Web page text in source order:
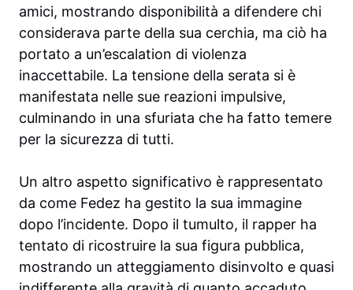
amici, mostrando disponibilità a difendere chi
considerava parte della sua cerchia, ma ciò ha
portato a un’escalation di violenza
inaccettabile. La tensione della serata si è
manifestata nelle sue reazioni impulsive,
culminando in una sfuriata che ha fatto temere
per la sicurezza di tutti.
Un altro aspetto significativo è rappresentato
da come Fedez ha gestito la sua immagine
dopo l’incidente. Dopo il tumulto, il rapper ha
tentato di ricostruire la sua figura pubblica,
mostrando un atteggiamento disinvolto e quasi